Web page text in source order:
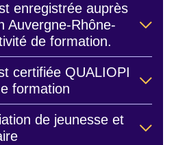
enregistrée auprès
Auvergne-Rhône-
de formation.
certifiée QUALIOPI
formation
de jeunesse et